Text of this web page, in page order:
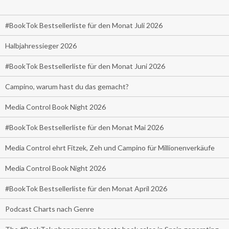
#BookTok Bestsellerliste für den Monat Juli 2026
Halbjahressieger 2026
#BookTok Bestsellerliste für den Monat Juni 2026
Campino, warum hast du das gemacht?
Media Control Book Night 2026
#BookTok Bestsellerliste für den Monat Mai 2026
Media Control ehrt Fitzek, Zeh und Campino für Millionenverkäufe
Media Control Book Night 2026
#BookTok Bestsellerliste für den Monat April 2026
Podcast Charts nach Genre